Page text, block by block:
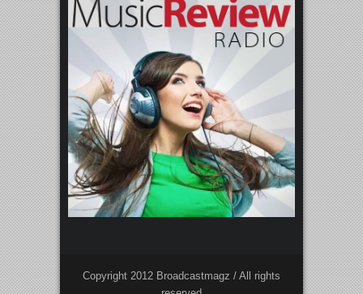
Copyright 2012 Broadcastmagz / All rights